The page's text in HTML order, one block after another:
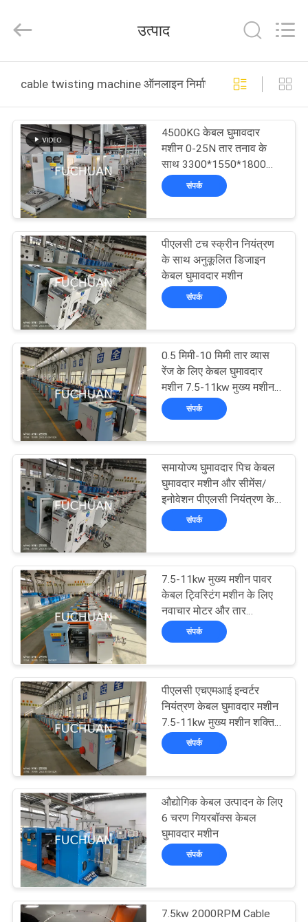
उत्पादों
वीडियो
वीआर
शो
हमारे
बारे
कारखाने
गुणवत्ता
नियंत्रण
हमसे
संपर्क
करें
समाचार
मामले
साइटमैप
PRIVACY
POLICY
and
Mechanical
Rights
उत्पाद
cable twisting machine ऑनलाइन निर्माण
4500KG केबल घुमावदार
मशीन 0-25N तार तनाव के
साथ 3300*1550*1800
मिमी
संपर्क
पीएलसी टच स्क्रीन नियंत्रण
के साथ अनुकूलित डिजाइन
केबल घुमावदार मशीन
संपर्क
0.5 मिमी-10 मिमी तार व्यास
रेंज के लिए केबल घुमावदार
मशीन 7.5-11kw मुख्य मशीन
शक्ति
संपर्क
समायोज्य घुमावदार पिच केबल
घुमावदार मशीन और सीमेंस/
इनोवेशन पीएलसी नियंत्रण के
साथ
संपर्क
7.5-11kw मुख्य मशीन पावर
केबल ट्विस्टिंग मशीन के लिए
नवाचार मोटर और तार
ट्विस्टिंग
संपर्क
पीएलसी एचएमआई इन्वर्टर
नियंत्रण केबल घुमावदार मशीन
7.5-11kw मुख्य मशीन शक्ति
के साथसंपर्क
औद्योगिक केबल उत्पादन के लिए
6 चरण गियरबॉक्स केबल
घुमावदार मशीन
संपर्क
7.5kw 2000RPM Cable